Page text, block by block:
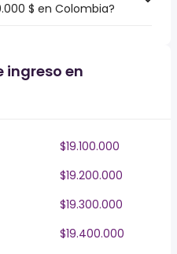
$ en Colombia?
ingreso en
$19.100.000
$19.200.000
$19.300.000
$19.400.000